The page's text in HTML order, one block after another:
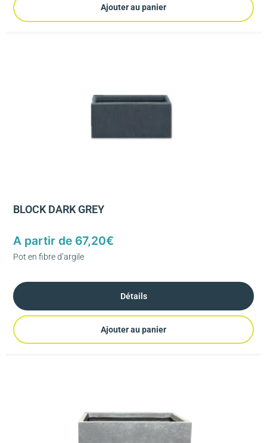
Ajouter au panier
BLOCK DARK GREY
A partir de 67,20€
Pot en fibre d’argile
Détails
Ajouter au panier